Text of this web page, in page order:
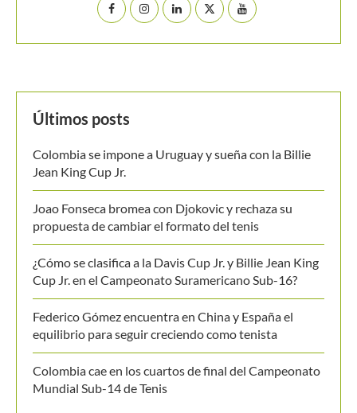
Últimos posts
Colombia se impone a Uruguay y sueña con la Billie
Jean King Cup Jr.
Joao Fonseca bromea con Djokovic y rechaza su
propuesta de cambiar el formato del tenis
¿Cómo se clasifica a la Davis Cup Jr. y Billie Jean King
Cup Jr. en el Campeonato Suramericano Sub-16?
Federico Gómez encuentra en China y España el
equilibrio para seguir creciendo como tenista
Colombia cae en los cuartos de final del Campeonato
Mundial Sub-14 de Tenis